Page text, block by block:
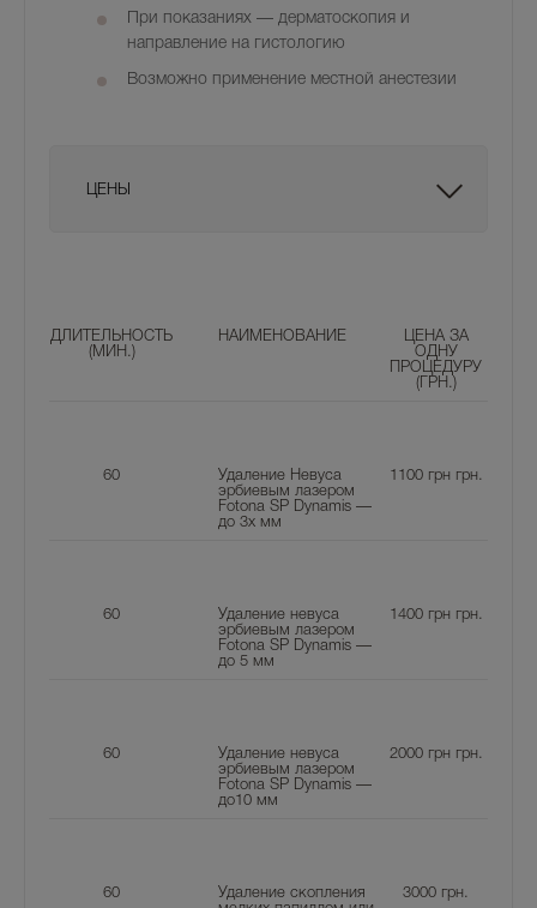
При показаниях — дерматоскопия и
направление на гистологию
Возможно применение местной анестезии
ЦЕНЫ
ДЛИТЕЛЬНОСТЬ
(МИН.)
НАИМЕНОВАНИЕ
ЦЕНА ЗА
ОДНУ
ПРОЦЕДУРУ
(ГРН.)
60
Удаление Невуса
эрбиевым лазером
Fotona SP Dynamis —
до 3х мм
1100 грн грн.
60
Удаление невуса
эрбиевым лазером
Fotona SP Dynamis —
до 5 мм
1400 грн грн.
60
Удаление невуса
эрбиевым лазером
Fotona SP Dynamis —
до10 мм
2000 грн грн.
60
Удаление скопления
3000 грн.